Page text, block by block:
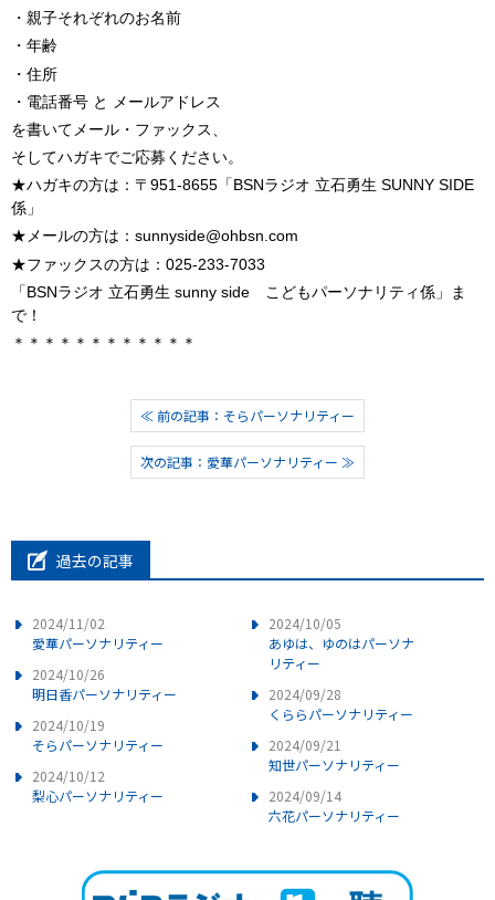
・親子それぞれのお名前
・年齢
・住所
・電話番号 と メールアドレス
を書いてメール・ファックス、
そしてハガキでご応募ください。
★ハガキの方は：〒951-8655「BSNラジオ 立石勇生 SUNNY SIDE
係」
★メールの方は：sunnyside@ohbsn.com
★ファックスの方は：025-233-7033
「BSNラジオ 立石勇生 sunny side こどもパーソナリティ係」ま
で！
＊＊＊＊＊＊＊＊＊＊＊＊
≪ 前の記事：そらパーソナリティー
次の記事：愛華パーソナリティー ≫
過去の記事
2024/11/02
愛華パーソナリティー
2024/10/26
明日香パーソナリティー
2024/10/19
そらパーソナリティー
2024/10/12
梨心パーソナリティー
2024/10/05
あゆは、ゆのはパーソナ
リティー
2024/09/28
くららパーソナリティー
2024/09/21
知世パーソナリティー
2024/09/14
六花パーソナリティー